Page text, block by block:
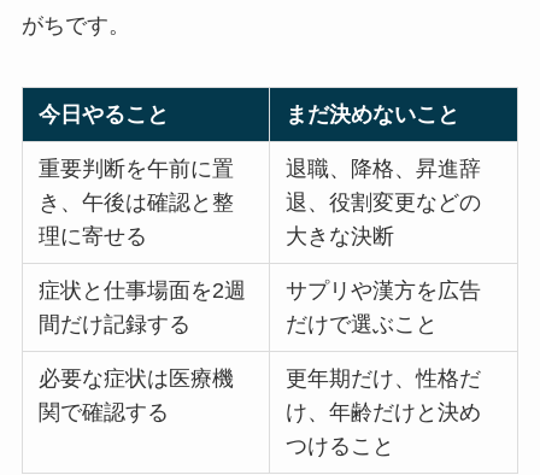
がちです。
今日やること まだ決めないこと
重要判断を午前に置
き、午後は確認と整
理に寄せる
退職、降格、昇進辞
退、役割変更などの
大きな決断
症状と仕事場面を2週
間だけ記録する
サプリや漢方を広告
だけで選ぶこと
必要な症状は医療機
関で確認する
更年期だけ、性格だ
け、年齢だけと決め
つけること